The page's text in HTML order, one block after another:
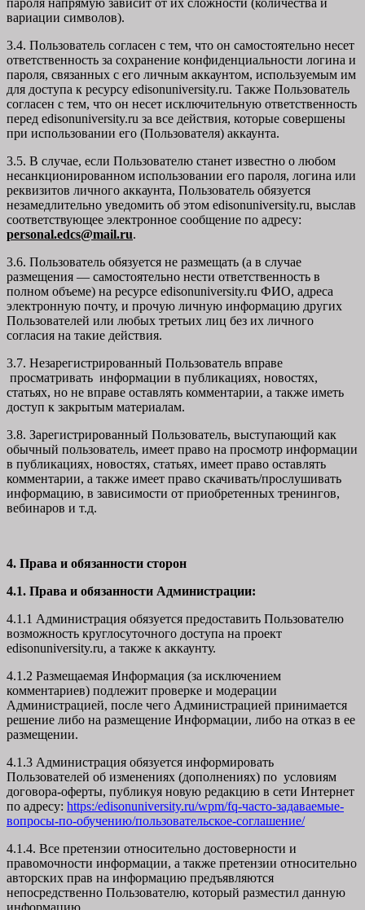
вариации символов).
3.4. Пользователь согласен с тем, что он самостоятельно несет
ответственность за сохранение конфиденциальности логина и
пароля, связанных с его личным аккаунтом, используемым им
для доступа к ресурсу edisonuniversity.ru. Также Пользователь
согласен с тем, что он несет исключительную ответственность
перед edisonuniversity.ru за все действия, которые совершены
при использовании его (Пользователя) аккаунта.
3.5. В случае, если Пользователю станет известно о любом
несанкционированном использовании его пароля, логина или
реквизитов личного аккаунта, Пользователь обязуется
незамедлительно уведомить об этом edisonuniversity.ru, выслав
соответствующее электронное сообщение по адресу:
personal.edcs@mail.ru.
3.6. Пользователь обязуется не размещать (а в случае
размещения — самостоятельно нести ответственность в
полном объеме) на ресурсе edisonuniversity.ru ФИО, адреса
электронную почту, и прочую личную информацию других
Пользователей или любых третьих лиц без их личного
согласия на такие действия.
3.7. Незарегистрированный Пользователь вправе
просматривать информации в публикациях, новостях,
статьях, но не вправе оставлять комментарии, а также иметь
доступ к закрытым материалам.
3.8. Зарегистрированный Пользователь, выступающий как
обычный пользователь, имеет право на просмотр информации
в публикациях, новостях, статьях, имеет право оставлять
комментарии, а также имеет право скачивать/прослушивать
информацию, в зависимости от приобретенных тренингов,
вебинаров и т.д.
4. Права и обязанности сторон
4.1. Права и обязанности Администрации:
4.1.1 Администрация обязуется предоставить Пользователю
возможность круглосуточного доступа на проект
edisonuniversity.ru, а также к аккаунту.
4.1.2 Размещаемая Информация (за исключением
комментариев) подлежит проверке и модерации
Администрацией, после чего Администрацией принимается
решение либо на размещение Информации, либо на отказ в ее
размещении.
4.1.3 Администрация обязуется информировать
Пользователей об изменениях (дополнениях) по условиям
договора-оферты, публикуя новую редакцию в сети Интернет
по адресу: https:/edisonuniversity.ru/wpm/fq-часто-задаваемые-
вопросы-по-обучению/пользовательское-соглашение/
4.1.4. Все претензии относительно достоверности и
правомочности информации, а также претензии относительно
авторских прав на информацию предъявляются
непосредственно Пользователю, который разместил данную
информацию.